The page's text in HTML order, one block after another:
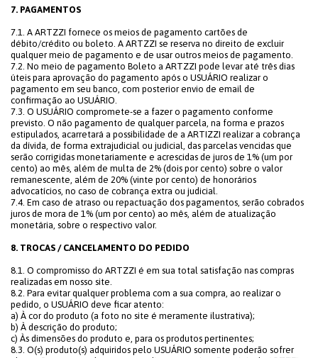
7. PAGAMENTOS
7.1. A ARTZZI fornece os meios de pagamento cartões de
débito/crédito ou boleto. A ARTZZI se reserva no direito de excluir
qualquer meio de pagamento e de usar outros meios de pagamento.
7.2. No meio de pagamento Boleto a ARTZZI pode levar até três dias
úteis para aprovação do pagamento após o USUÁRIO realizar o
pagamento em seu banco, com posterior envio de email de
confirmação ao USUÁRIO.
7.3. O USUÁRIO compromete-se a fazer o pagamento conforme
previsto. O não pagamento de qualquer parcela, na forma e prazos
estipulados, acarretará a possibilidade de a ARTIZZI realizar a cobrança
da dívida, de forma extrajudicial ou judicial, das parcelas vencidas que
serão corrigidas monetariamente e acrescidas de juros de 1% (um por
cento) ao mês, além de multa de 2% (dois por cento) sobre o valor
remanescente, além de 20% (vinte por cento) de honorários
advocatícios, no caso de cobrança extra ou judicial.
7.4. Em caso de atraso ou repactuação dos pagamentos, serão cobrados
juros de mora de 1% (um por cento) ao mês, além de atualização
monetária, sobre o respectivo valor.
8. TROCAS / CANCELAMENTO DO PEDIDO
8.1. O compromisso do ARTZZI é em sua total satisfação nas compras
realizadas em nosso site.
8.2. Para evitar qualquer problema com a sua compra, ao realizar o
pedido, o USUÁRIO deve ficar atento:
a) À cor do produto (a foto no site é meramente ilustrativa);
b) À descrição do produto;
c) Às dimensões do produto e, para os produtos pertinentes;
8.3. O(s) produto(s) adquiridos pelo USUÁRIO somente poderão sofrer